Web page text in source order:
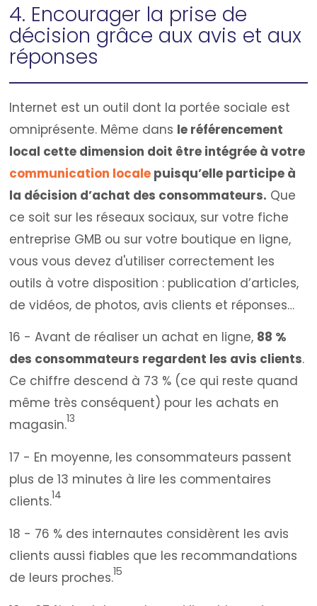
4. Encourager la prise de
décision grâce aux avis et aux
réponses
Internet est un outil dont la portée sociale est
omniprésente. Même dans le référencement
local cette dimension doit être intégrée à votre
communication locale puisqu’elle participe à
la décision d’achat des consommateurs. Que
ce soit sur les réseaux sociaux, sur votre fiche
entreprise GMB ou sur votre boutique en ligne,
vous vous devez d'utiliser correctement les
outils à votre disposition : publication d’articles,
de vidéos, de photos, avis clients et réponses…
16 - Avant de réaliser un achat en ligne, 88 %
des consommateurs regardent les avis clients.
Ce chiffre descend à 73 % (ce qui reste quand
même très conséquent) pour les achats en
magasin.13
17 - En moyenne, les consommateurs passent
plus de 13 minutes à lire les commentaires
clients.14
18 - 76 % des internautes considèrent les avis
clients aussi fiables que les recommandations
de leurs proches.15